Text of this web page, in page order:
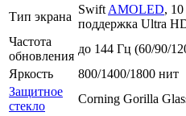
Тип экрана
Swift AMOLED,
поддержка Ultra
Частота
обновления
до 144 Гц (60/90/
Яркость
800/1400/1800 нит
Защитное
стекло
Corning Gorilla